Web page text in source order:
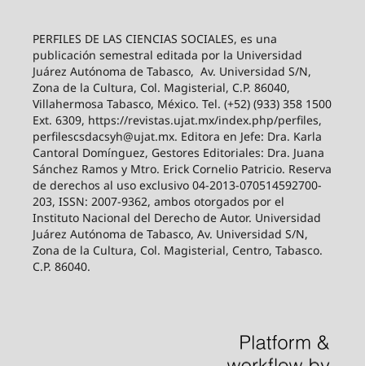
PERFILES DE LAS CIENCIAS SOCIALES, es una
publicación semestral editada por la Universidad
Juárez Autónoma de Tabasco, Av. Universidad S/N,
Zona de la Cultura, Col. Magisterial, C.P. 86040,
Villahermosa Tabasco, México. Tel. (+52) (933) 358 1500
Ext. 6309, https://revistas.ujat.mx/index.php/perfiles,
perfilescsdacsyh@ujat.mx. Editora en Jefe: Dra. Karla
Cantoral Domínguez, Gestores Editoriales: Dra. Juana
Sánchez Ramos y Mtro. Erick Cornelio Patricio. Reserva
de derechos al uso exclusivo 04-2013-070514592700-
203, ISSN: 2007-9362, ambos otorgados por el
Instituto Nacional del Derecho de Autor. Universidad
Juárez Autónoma de Tabasco, Av. Universidad S/N,
Zona de la Cultura, Col. Magisterial, Centro, Tabasco.
C.P. 86040.